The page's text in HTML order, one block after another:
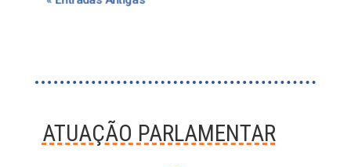
ATUAÇÃO PARLAMENTAR